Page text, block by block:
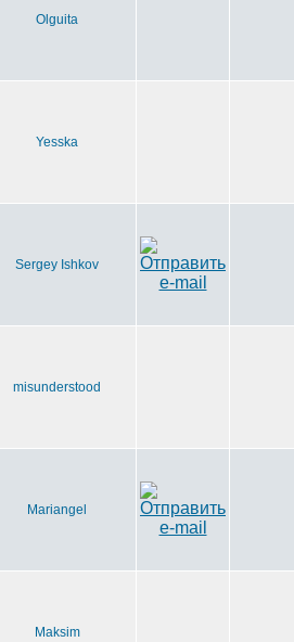
Olguita
Yesska
Sergey Ishkov
misunderstood
Mariangel
Maksim